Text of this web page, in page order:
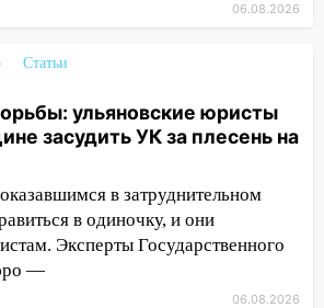
кроссовер сбил 18-
25-летнего байкера
область
переходил по «зебре»:
аварии на
06.08.2026
Статьи
ульяновские юристы
засудить УК за плесень на
в затруднительном
в одиночку, и они
Эксперты Государственного
—
06.08.2026